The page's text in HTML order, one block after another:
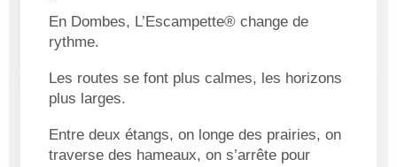
En Dombes, L’Escampette® change de
rythme.
Les routes se font plus calmes, les horizons
plus larges.
Entre deux étangs, on longe des prairies, on
traverse des hameaux, on s’arrête pour